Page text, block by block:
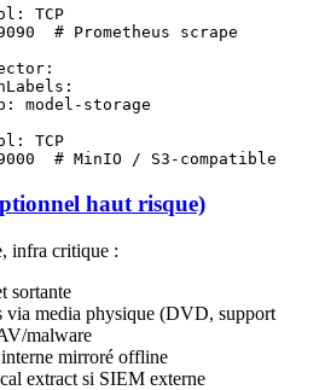
: TCP
  # Prometheus scrape
:
:
: model-storage
: TCP
  # MinIO / S3-compatible
haut risque)
infra critique :
sortante
via media physique (DVD, support
malware
mirroré offline
extract si SIEM externe